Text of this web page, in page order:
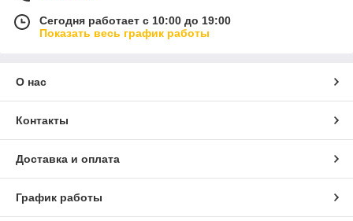
Сегодня работает с 10:00 до 19:00
Показать весь график работы
О нас
Контакты
Доставка и оплата
График работы